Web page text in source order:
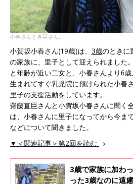
小春さんと直巨さん。
小賀坂小春さん(19歳)は、 3歳のときに
の家族に、里子として迎えられました
と年齢が近い二女と、小春さんより6歳
生まれてすぐ乳児院に預けられた小春
里子の支援活動をしています。
齋藤直巨さんと小賀坂小春さんに聞く
は、小春さんに里子になってから今ま
などについて聞きました。
▼＜関連記事＞第2回を読む
3歳で家族に加わ
った3歳なのに遠